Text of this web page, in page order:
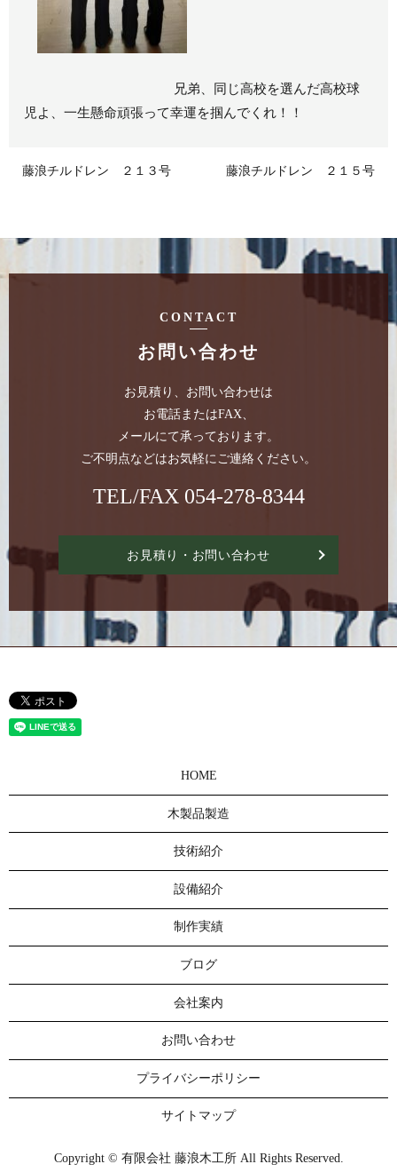
兄弟、同じ高校を選んだ高校球
児よ、一生懸命頑張って幸運を掴んでくれ！！
藤浪チルドレン ２１３号 藤浪チルドレン ２１５号
CONTACT
お問い合わせ
お見積り、お問い合わせは
お電話またはFAX、
メールにて承っております。
ご不明点などはお気軽にご連絡ください。
TEL/FAX 054-278-8344
お見積り・お問い合わせ
HOME
木製品製造
技術紹介
設備紹介
制作実績
ブログ
会社案内
お問い合わせ
プライバシーポリシー
サイトマップ
Copyright © 有限会社 藤浪木工所 All Rights Reserved.